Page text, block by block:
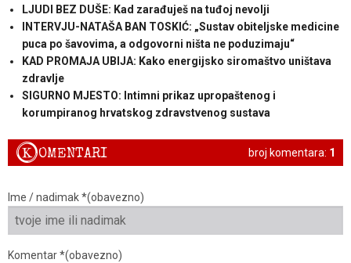
LJUDI BEZ DUŠE: Kad zarađuješ na tuđoj nevolji
INTERVJU-NATAŠA BAN TOSKIĆ: „Sustav obiteljske medicine
puca po šavovima, a odgovorni ništa ne poduzimaju“
KAD PROMAJA UBIJA: Kako energijsko siromaštvo uništava
zdravlje
SIGURNO MJESTO: Intimni prikaz upropaštenog i
korumpiranog hrvatskog zdravstvenog sustava
broj komentara: 1
KOMENTARI
Ime / nadimak *(obavezno)
Komentar *(obavezno)